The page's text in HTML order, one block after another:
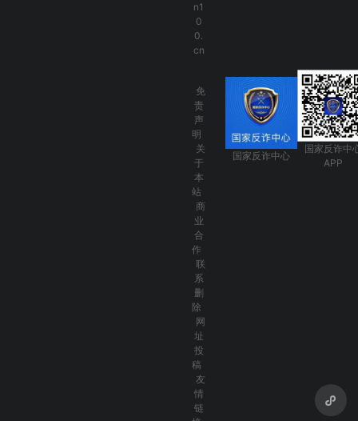
n1
0
0.
cn
免
责
声
明
关
于
本
站
商
业
合
作
联
系
删
除
网
址
投
稿
友
情
链
国家反诈中心
国家反诈中
APP